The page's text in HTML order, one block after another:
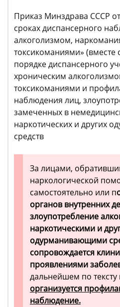
Приказ Минздрава СССР
сроках диспансерного
алкоголизмом,
токсикоманиями» (вместе
порядке диспансерного
хроническим
токсикоманиями и
наблюдения лиц,
замеченных в
наркотических и других
средств
За лицами,
наркологической
самостоятельно или п
органов внутренних
злоупотребление
наркотическими и
одурманивающими
сопровождается
проявлениями
дальнейшем по тексту
организуется
наблюдение.